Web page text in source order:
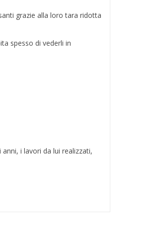
grazie alla loro tara ridotta
spesso di vederli in
i lavori da lui realizzati,